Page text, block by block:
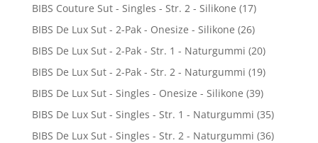
BIBS Couture Sut - Singles - Str. 2 - Silikone (17)
BIBS De Lux Sut - 2-Pak - Onesize - Silikone (26)
BIBS De Lux Sut - 2-Pak - Str. 1 - Naturgummi (20)
BIBS De Lux Sut - 2-Pak - Str. 2 - Naturgummi (19)
BIBS De Lux Sut - Singles - Onesize - Silikone (39)
BIBS De Lux Sut - Singles - Str. 1 - Naturgummi (35)
BIBS De Lux Sut - Singles - Str. 2 - Naturgummi (36)